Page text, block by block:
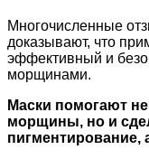
Многочисленные
доказывают, что
эффективный и
морщинами.
Маски помогают
морщины, но и
пигментирование,